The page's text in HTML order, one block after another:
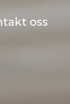
oss